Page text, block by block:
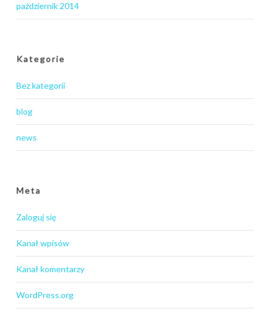
październik 2014
Kategorie
Bez kategorii
blog
news
Meta
Zaloguj się
Kanał wpisów
Kanał komentarzy
WordPress.org